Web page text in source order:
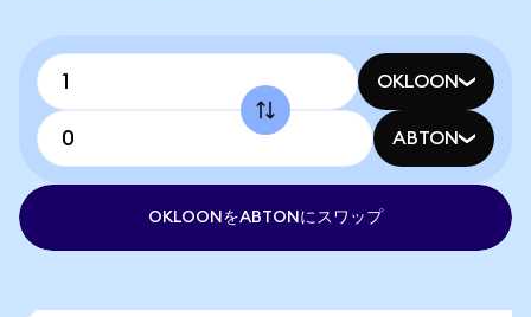
OKLOON
ABTON
OKLOONをABTONにスワップ